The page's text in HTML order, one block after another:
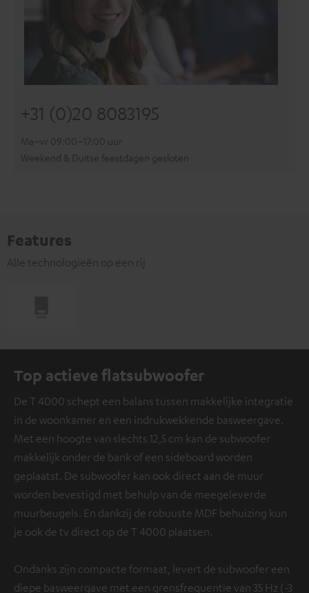
+31 (0)20 8083195
Ma–vr 09:00–17:00 uur
Weekend & Duitse feestdagen gesloten
Features
Alle technologieën op een rij
Top actieve flatsubwoofer
De T 4000 schept een balans tussen makkelijke integratie
in de woonkamer en een indrukwekkende basweergave.
Met een hoogte van slechts 12,5 cm kan de subwoofer
makkelijk onder de bank of een sideboard worden
geplaatst. De subwoofer kan ook direct aan de muur
worden bevestigd met behulp van de meegeleverde
muurbeugels. En dankzij de robuuste MDF behuizing kun
je ook de tv direct op de T 4000 plaatsen.
Ondanks zijn compacte formaat, levert de subwoofer een
diepe basweergave met een grensfrequentie van 35 Hz (-3